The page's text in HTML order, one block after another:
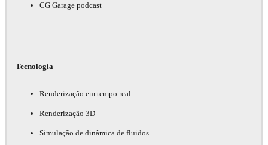
CG Garage podcast
Tecnologia
Renderização em tempo real
Renderização 3D
Simulação de dinâmica de fluidos